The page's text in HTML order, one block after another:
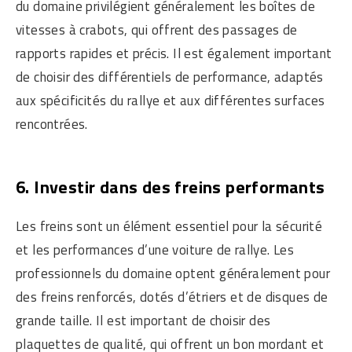
du domaine privilégient généralement les boîtes de
vitesses à crabots, qui offrent des passages de
rapports rapides et précis. Il est également important
de choisir des différentiels de performance, adaptés
aux spécificités du rallye et aux différentes surfaces
rencontrées.
6. Investir dans des freins performants
Les freins sont un élément essentiel pour la sécurité
et les performances d’une voiture de rallye. Les
professionnels du domaine optent généralement pour
des freins renforcés, dotés d’étriers et de disques de
grande taille. Il est important de choisir des
plaquettes de qualité, qui offrent un bon mordant et